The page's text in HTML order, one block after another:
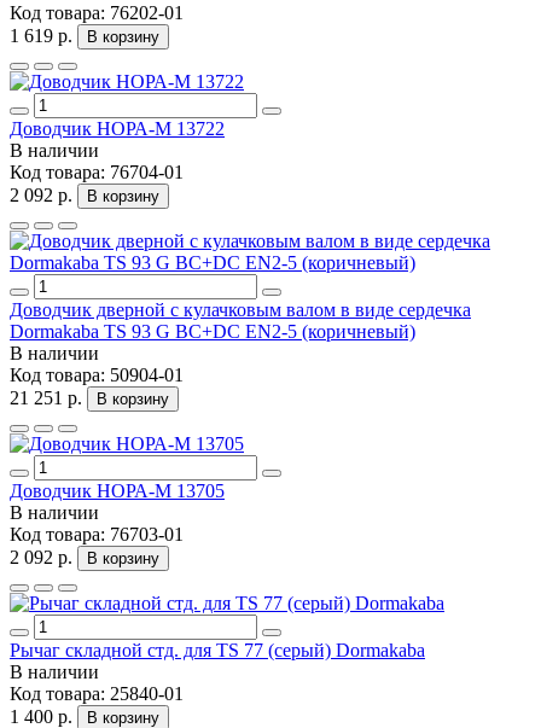
Код товара: 76202-01
1 619 р.
В корзину
Доводчик НОРА-M 13722
В наличии
Код товара: 76704-01
2 092 р.
В корзину
Доводчик дверной с кулачковым валом в виде сердечка
Dormakaba TS 93 G BC+DC EN2-5 (коричневый)
В наличии
Код товара: 50904-01
21 251 р.
В корзину
Доводчик НОРА-M 13705
В наличии
Код товара: 76703-01
2 092 р.
В корзину
Рычаг складной стд. для TS 77 (серый) Dormakaba
В наличии
Код товара: 25840-01
1 400 р.
В корзину